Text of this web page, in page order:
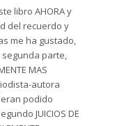
sincero,
y cita el
el documento
suicida,
y sus
unpatriotismo
aspira a
imperio
libro AHORA y
del recuerdo y
me ha gustado,
parte,
MAS
autora
podido
JUICIOS DE